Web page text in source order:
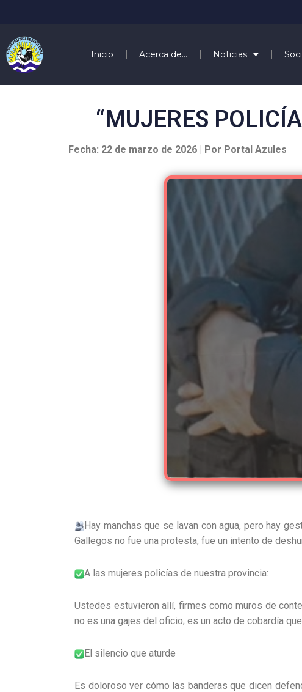
Inicio Acerca de… Noticias
“MUJERES
Fecha: 22 de marzo de 2026 | Por Portal Azules
​Hay manchas que se lavan con agua, pero hay
Gallegos no fue una protesta, fue un intento de
​A las mujeres policías de nuestra provincia:
​Ustedes estuvieron allí, firmes como muros de
no es una gajes del oficio; es un acto de cobardía
​El silencio que aturde
​Es doloroso ver cómo las banderas que dicen